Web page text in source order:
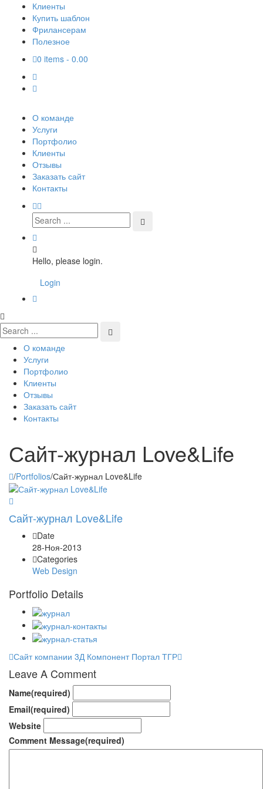
Клиенты
Купить шаблон
Фрилансерам
Полезное
0 items - 0.00
О команде
Услуги
Портфолио
Клиенты
Отзывы
Заказать сайт
Контакты
Hello, please login.
Login
О команде
Услуги
Портфолио
Клиенты
Отзывы
Заказать сайт
Контакты
Сайт-журнал Love&Life
/Portfolios/Сайт-журнал Love&Life
Сайт-журнал Love&Life
Date
28-Ноя-2013
Categories
Web Design
Portfolio Details
Сайт компании 3Д Компонент Портал ТГР
Leave A Comment
Name(required)
Email(required)
Website
Comment Message(required)